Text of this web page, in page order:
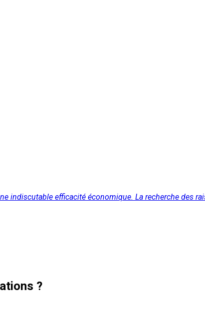
indiscutable efficacité économique. La recherche des
?